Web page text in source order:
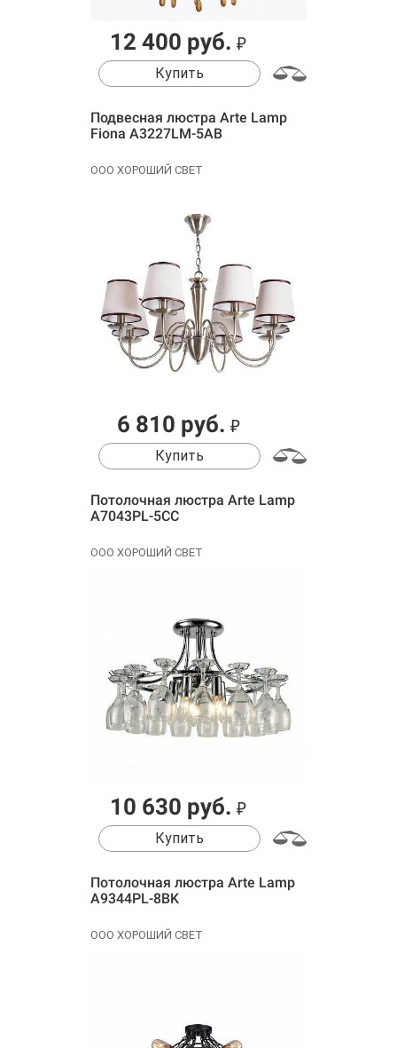
12 400 руб. ₽
Купить
Подвесная люстра Arte Lamp
Fiona A3227LM-5AB
ООО ХОРОШИЙ СВЕТ
6 810 руб. ₽
Купить
Потолочная люстра Arte Lamp
A7043PL-5CC
ООО ХОРОШИЙ СВЕТ
10 630 руб. ₽
Купить
Потолочная люстра Arte Lamp
A9344PL-8BK
ООО ХОРОШИЙ СВЕТ